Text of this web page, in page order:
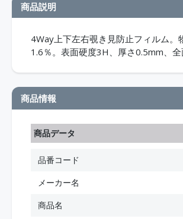
商品説明
4Way上下左右覗き見防止フィルム
1.6％。表面硬度3H、厚さ0.5mm、
商品情報
商品データ
品番コード
メーカー名
商品名